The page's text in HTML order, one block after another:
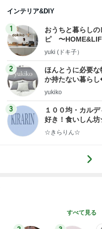
インテリア&DIY
1
おうちと暮らしの
ピ 〜
yuki (ドキ子）
2
ほんとうに必要な
か持たない暮ら
ep Life Simple◆
yukiko
3
１００均・カルデ
好き！食いしん
らりん☆のブログ
☆きらりん☆
すべて見る